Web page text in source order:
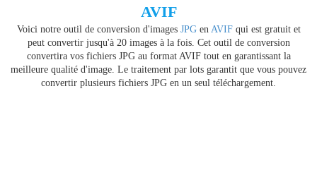
AVIF
Voici notre outil de conversion d'images JPGen AVIFqui est gratuit et
peut convertir jusqu'à 20 images à la fois. Cet outil de conversion
convertira vos fichiers JPG au format AVIF tout en garantissant la
meilleure qualité d'image. Le traitement par lots garantit que vous pouvez
convertir plusieurs fichiers JPG en un seul téléchargement.